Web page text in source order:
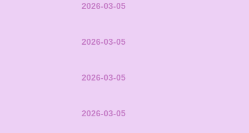
2026-03-05
2026-03-05
2026-03-05
2026-03-05